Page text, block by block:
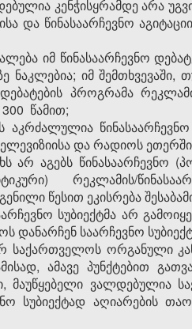
კენჭისყრამდე არა
და წინასაარჩევნო
იმ წინასაარჩევნო
ნაკლებია; იმ
დებატების პროგრამა
წამით;
აკრძალულია
ტელევიზიისა და რადიოს
არ აგებს წინასაარჩევნო
რეკლამის/
წესით ეკისრება
სუბიექტმა არ
დანარჩენ საარჩევნო
საქართველოს ორგანული
ამავე პუნქტებით
მაუწყებელი
სუბიექტად აღიარების